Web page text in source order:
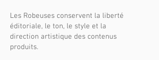
Les Robeuses conservent la liberté
éditoriale, le ton, le style et la
direction artistique des contenus
produits.